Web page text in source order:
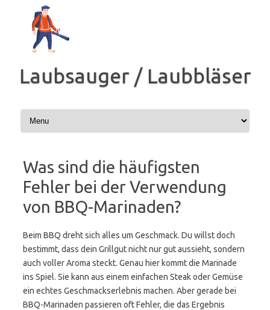
Inhalt
springen
Laubsauger / Laubbläser
Was sind die häufigsten
Fehler bei der Verwendung
von BBQ-Marinaden?
Beim BBQ dreht sich alles um Geschmack. Du willst doch
bestimmt, dass dein Grillgut nicht nur gut aussieht, sondern
auch voller Aroma steckt. Genau hier kommt die Marinade
ins Spiel. Sie kann aus einem einfachen Steak oder Gemüse
ein echtes Geschmackserlebnis machen. Aber gerade bei
BBQ-Marinaden passieren oft Fehler, die das Ergebnis